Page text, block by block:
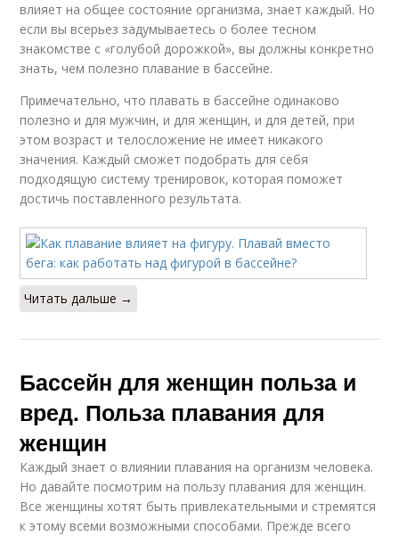
влияет на общее состояние организма, знает каждый. Но
если вы всерьез задумываетесь о более тесном
знакомстве с «голубой дорожкой», вы должны конкретно
знать, чем полезно плавание в бассейне.
Примечательно, что плавать в бассейне одинаково
полезно и для мужчин, и для женщин, и для детей, при
этом возраст и телосложение не имеет никакого
значения. Каждый сможет подобрать для себя
подходящую систему тренировок, которая поможет
достичь поставленного результата.
Читать дальше →
Бассейн для женщин польза и
вред. Польза плавания для
женщин
Каждый знает о влиянии плавания на организм человека.
Но давайте посмотрим на пользу плавания для женщин.
Все женщины хотят быть привлекательными и стремятся
к этому всеми возможными способами. Прежде всего